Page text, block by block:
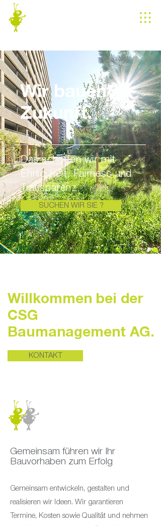
Wir bauen
Zukunft.
Das schaffen wir mit
Ehrlichkeit, Fairness und
Transparenz.
SUCHEN WIR SIE ?
Willkommen bei der
CSG
Baumanagement AG.
KONTAKT
Gemeinsam führen wir Ihr
Bauvorhaben zum Erfolg
Gemeinsam entwickeln, gestalten und
realisieren wir Ideen. Wir garantieren
Termine, Kosten sowie Qualität und nehmen